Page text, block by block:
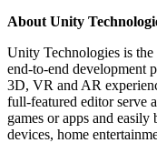
About Unity
Unity Technologies is
end-to-end development
3D, VR and AR
full-featured editor serve
games or apps and
devices, home